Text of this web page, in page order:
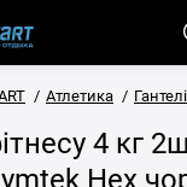
Атлетика Гантелі
4 кг
Hex